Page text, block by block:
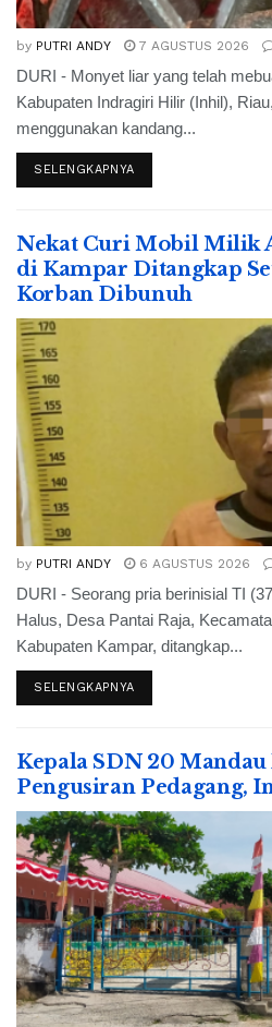
by PUTRI ANDY 7 AGUSTUS 2026
DURI - Monyet liar yang telah
Kabupaten Indragiri Hilir (Inhil),
menggunakan kandang...
SELENGKAPNYA
Nekat Curi Mobil Milik
di Kampar Ditangkap
Korban Dibunuh
by PUTRI ANDY 6 AGUSTUS 2026
DURI - Seorang pria berinisial TI
Halus, Desa Pantai Raja,
Kabupaten Kampar, ditangkap...
SELENGKAPNYA
Kepala SDN 20 Mandau
Pengusiran Pedagang,